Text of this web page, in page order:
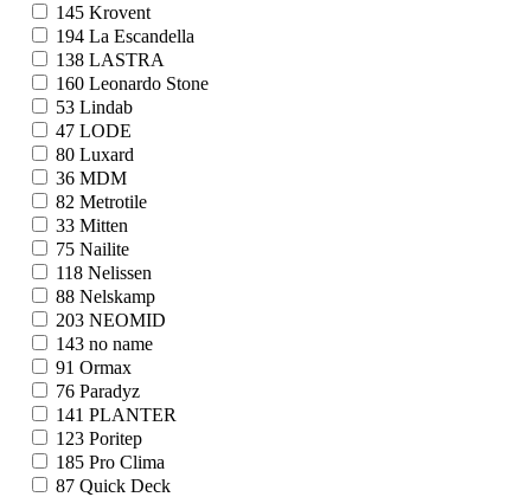
145 Krovent
194 La Escandella
138 LASTRA
160 Leonardo Stone
53 Lindab
47 LODE
80 Luxard
36 MDM
82 Metrotile
33 Mitten
75 Nailite
118 Nelissen
88 Nelskamp
203 NEOMID
143 no name
91 Ormax
76 Paradyz
141 PLANTER
123 Poritep
185 Pro Clima
87 Quick Deck